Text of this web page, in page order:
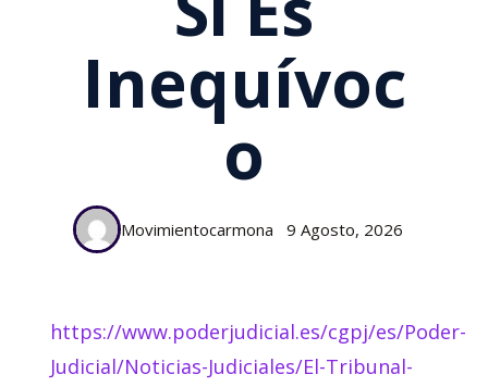
Inequívoc
O
Movimientocarmona 9 Agosto, 2026
https://www.poderjudicial.es/cgpj/es/Poder-
Judicial/Noticias-Judiciales/El-Tribunal-